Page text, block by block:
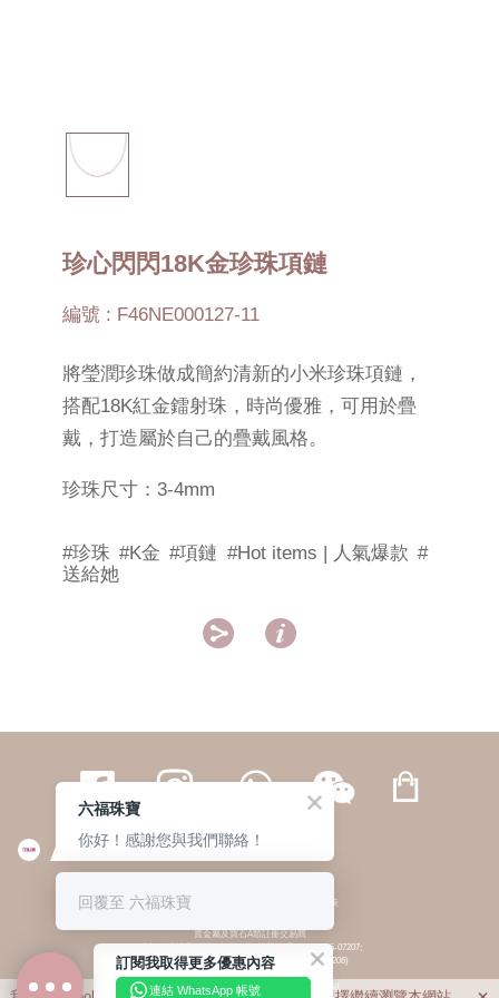
珍心閃閃18K金珍珠項鏈
編號 : F46NE000127-11
將瑩潤珍珠做成簡約清新的小米珍珠項鏈，
搭配18K紅金鐳射珠，時尚優雅，可用於疊
戴，打造屬於自己的疊戴風格。
珍珠尺寸：3-4mm
#珍珠 #K金 #項鏈 #Hot items | 人氣爆款 #
送給她
 
繁體 | 簡体
© 六福集團 版權所有 不得轉載 私隱政策
貴金屬及寶石A類註冊交易商
(六福企業禮品(國際)有限公司-註冊號碼:A-B-24-05-07207;
六福電子商貿有限公司-註冊號碼:A-B-24-05-07206)
貴金屬及寶石B類註冊交易商
(六福集團有限公司-註冊號碼:B-B-24-05-07258;
訂閱我取得更多優惠內容
連結 WhatsApp 帳號
六福珠寶
你好！感謝您與我們聯絡！
回覆至 六福珠寶